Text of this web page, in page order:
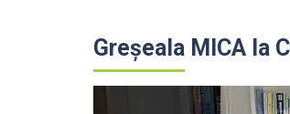
Greșeala MICA la